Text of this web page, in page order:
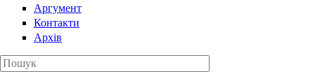
Аргумент
Контакти
Архів